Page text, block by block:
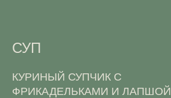
СУП
КУРИНЫЙ СУПЧИК С
ФРИКАДЕЛЬКАМИ И ЛАПШОЙ